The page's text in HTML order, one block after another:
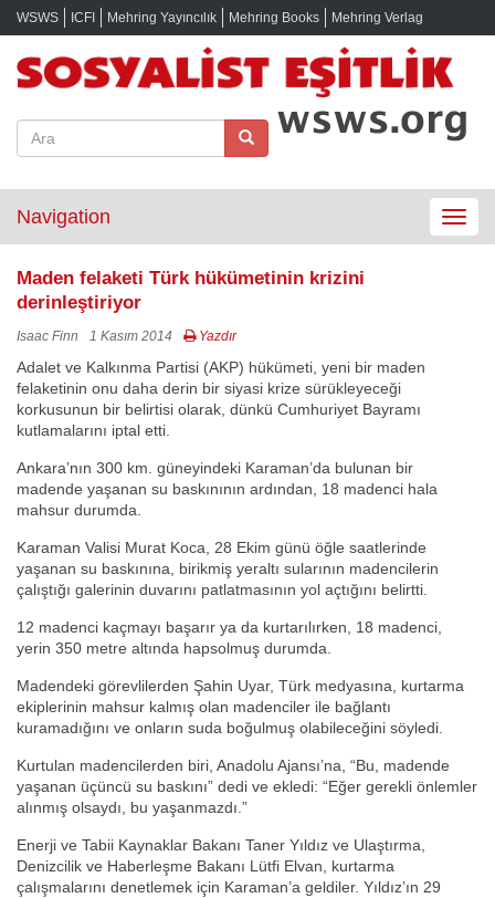
WSWS ICFI Mehring Yayıncılık Mehring Books Mehring Verlag
Toggle
Navigation
Maden felaketi Türk hükümetinin krizini
derinleştiriyor
Isaac Finn 1 Kasım 2014 Yazdır
Adalet ve Kalkınma Partisi (AKP) hükümeti, yeni bir maden
felaketinin onu daha derin bir siyasi krize sürükleyeceği
korkusunun bir belirtisi olarak, dünkü Cumhuriyet Bayramı
kutlamalarını iptal etti.
Ankara’nın 300 km. güneyindeki Karaman’da bulunan bir
madende yaşanan su baskınının ardından, 18 madenci hala
mahsur durumda.
Karaman Valisi Murat Koca, 28 Ekim günü öğle saatlerinde
yaşanan su baskınına, birikmiş yeraltı sularının madencilerin
çalıştığı galerinin duvarını patlatmasının yol açtığını belirtti.
12 madenci kaçmayı başarır ya da kurtarılırken, 18 madenci,
yerin 350 metre altında hapsolmuş durumda.
Madendeki görevlilerden Şahin Uyar, Türk medyasına, kurtarma
ekiplerinin mahsur kalmış olan madenciler ile bağlantı
kuramadığını ve onların suda boğulmuş olabileceğini söyledi.
Kurtulan madencilerden biri, Anadolu Ajansı’na, “Bu, madende
yaşanan üçüncü su baskını” dedi ve ekledi: “Eğer gerekli önlemler
alınmış olsaydı, bu yaşanmazdı.”
Enerji ve Tabii Kaynaklar Bakanı Taner Yıldız ve Ulaştırma,
Denizcilik ve Haberleşme Bakanı Lütfi Elvan, kurtarma
çalışmalarını denetlemek için Karaman’a geldiler. Yıldız’ın 29